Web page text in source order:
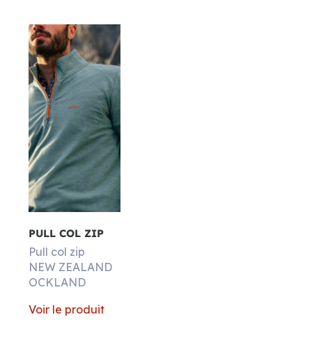
PULL COL ZIP
Pull col zip
NEW ZEALAND
OCKLAND
Voir le produit